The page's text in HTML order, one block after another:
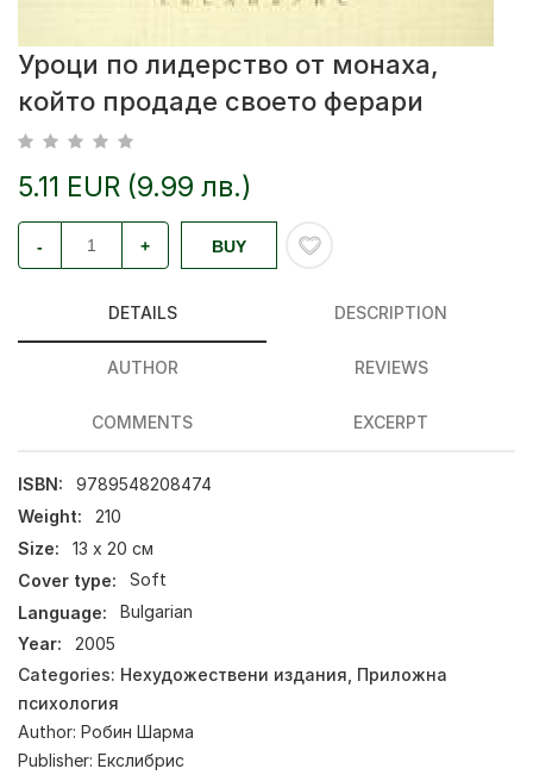
Уроци по лидерство от монаха,
който продаде своето ферари
5.11 EUR (9.99 лв.)
- + BUY
DETAILS DESCRIPTION
AUTHOR REVIEWS
COMMENTS EXCERPT
ISBN:
9789548208474
Weight:
210
Size:
13 х 20 см
Cover type:
Soft
Language:
Bulgarian
Year:
2005
Categories: Нехудожествени издания Приложна
психология
Author: Робин Шарма
Publisher: Екслибрис